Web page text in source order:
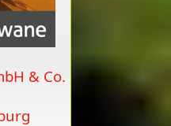
& Co.